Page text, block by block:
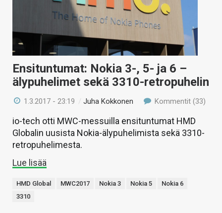
Ensituntumat: Nokia 3-, 5- ja 6 –
älypuhelimet sekä 3310-retropuhelin
1.3.2017 - 23:19 /Juha Kokkonen Kommentit (33)
io-tech otti MWC-messuilla ensituntumat HMD
Globalin uusista Nokia-älypuhelimista sekä 3310-
retropuhelimesta.
Lue lisää
HMD Global MWC2017 Nokia 3 Nokia 5
Nokia 6
3310